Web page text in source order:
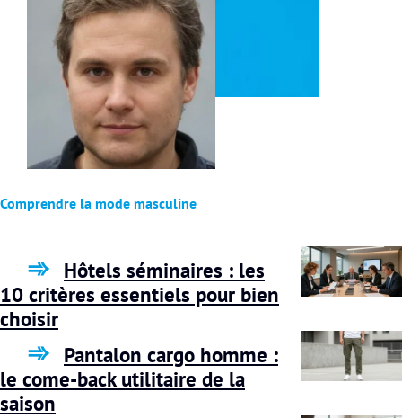
Comprendre la mode masculine
Hôtels séminaires : les
10 critères essentiels pour bien
choisir
Pantalon cargo homme :
le come-back utilitaire de la
saison